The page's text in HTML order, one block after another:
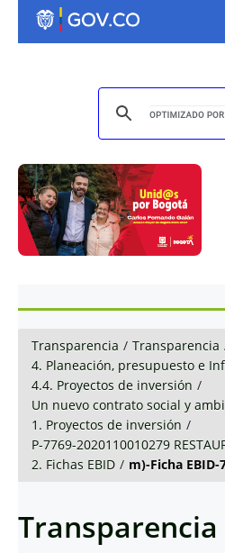
Transparencia / Transparencia
4. Planeación, presupuesto e
4.4. Proyectos de inversión /
Un nuevo contrato social y
1. Proyectos de inversión /
P-7769-2020110010279
2. Fichas EBID / m)-Ficha
Transparencia